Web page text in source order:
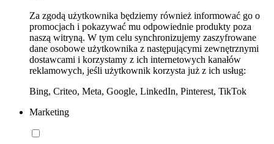
Za zgodą użytkownika będziemy również informować go o
promocjach i pokazywać mu odpowiednie produkty poza
naszą witryną. W tym celu synchronizujemy zaszyfrowane
dane osobowe użytkownika z następującymi zewnętrznymi
dostawcami i korzystamy z ich internetowych kanałów
reklamowych, jeśli użytkownik korzysta już z ich usług:
Bing, Criteo, Meta, Google, LinkedIn, Pinterest, TikTok
Marketing